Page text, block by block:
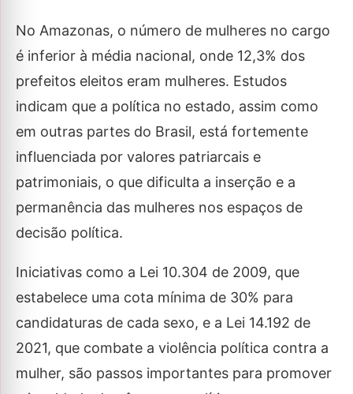
No Amazonas, o número de mulheres no cargo
é inferior à média nacional, onde 12,3% dos
prefeitos eleitos eram mulheres. Estudos
indicam que a política no estado, assim como
em outras partes do Brasil, está fortemente
influenciada por valores patriarcais e
patrimoniais, o que dificulta a inserção e a
permanência das mulheres nos espaços de
decisão política.
Iniciativas como a Lei 10.304 de 2009, que
estabelece uma cota mínima de 30% para
candidaturas de cada sexo, e a Lei 14.192 de
2021, que combate a violência política contra a
mulher, são passos importantes para promover